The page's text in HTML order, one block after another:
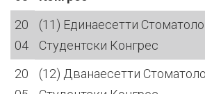
20
04
(11) Единаесетти
Студентски Конгрес
20
(12) Дванаесетти